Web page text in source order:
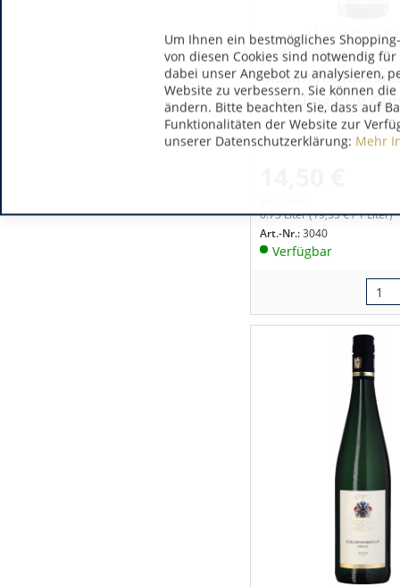
Mosel |
Maximin
Riesling VDP
0.75 Liter(19,33 € / 1 Liter)
Art.-Nr.:3040
Verfügbar
Um Ihnen ein bestmögliches
von diesen Cookies sind notwendig
dabei unser Angebot zu analysieren,
Website zu verbessern. Sie können
ändern. Bitte beachten Sie, dass auf
Funktionalitäten der Website zur
unserer Datenschutzerklärung: Mehr